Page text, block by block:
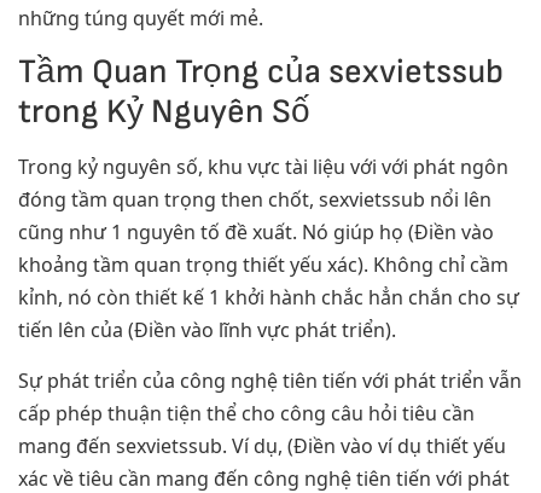
những túng quyết mới mẻ.
Tầm Quan Trọng của sexvietssub
trong Kỷ Nguyên Số
Trong kỷ nguyên số, khu vực tài liệu với với phát ngôn
đóng tầm quan trọng then chốt, sexvietssub nổi lên
cũng như 1 nguyên tố đề xuất. Nó giúp họ (Điền vào
khoảng tầm quan trọng thiết yếu xác). Không chỉ cầm
kỉnh, nó còn thiết kế 1 khởi hành chắc hẳn chắn cho sự
tiến lên của (Điền vào lĩnh vực phát triển).
Sự phát triển của công nghệ tiên tiến với phát triển vẫn
cấp phép thuận tiện thể cho công câu hỏi tiêu cần
mang đến sexvietssub. Ví dụ, (Điền vào ví dụ thiết yếu
xác về tiêu cần mang đến công nghệ tiên tiến với phát